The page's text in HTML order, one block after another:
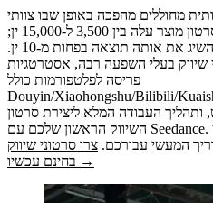
מחוללים מהפכה באופן שבו צוותי
שיווק מייצרים תוכן. בעבר, צילום סרטון מוצר עלה בין 3,500 ל-15,000 ין;
כיום, בינה מלאכותית יכולה להשיג את אותה תוצאה בפחות מ-10 ין.
בעלי השפעה רבה, אסטרטגיות
פריסה לפלטפורמות כולל
Douyin/Xiaohongshu/Bilibili/
ותהליך העבודה המלא ליצירת סרטון
השיווק הראשון שלכם עם Seedance. אם אתם זקוקים להפקת תוכן
המעשי עבורכם. צרו סרטוני שיווק
בחינם עכשיו →